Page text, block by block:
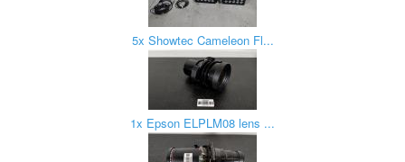
5x Showtec Cameleon Fl...
1x Epson ELPLM08 lens ...